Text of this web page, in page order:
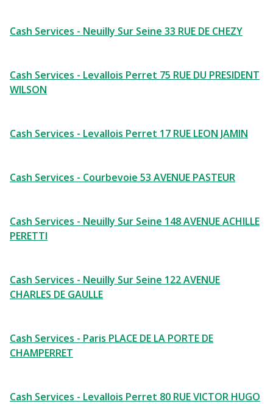
Cash Services - Neuilly Sur Seine 33 RUE DE CHEZY
Cash Services - Levallois Perret 75 RUE DU PRESIDENT
WILSON
Cash Services - Levallois Perret 17 RUE LEON JAMIN
Cash Services - Courbevoie 53 AVENUE PASTEUR
Cash Services - Neuilly Sur Seine 148 AVENUE ACHILLE
PERETTI
Cash Services - Neuilly Sur Seine 122 AVENUE
CHARLES DE GAULLE
Cash Services - Paris PLACE DE LA PORTE DE
CHAMPERRET
Cash Services - Levallois Perret 80 RUE VICTOR HUGO